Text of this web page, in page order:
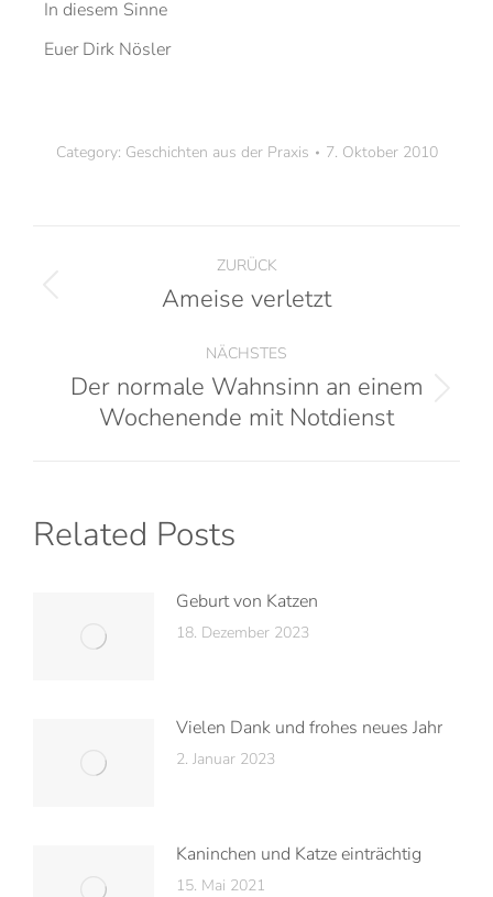
In diesem Sinne
Euer Dirk Nösler
Category: Geschichten aus der Praxis 7. Oktober 2010
ZURÜCK
Ameise verletzt
NÄCHSTES
Der normale Wahnsinn an einem
Wochenende mit Notdienst
Related Posts
Geburt von Katzen
18. Dezember 2023
Vielen Dank und frohes neues Jahr
2. Januar 2023
Kaninchen und Katze einträchtig
15. Mai 2021